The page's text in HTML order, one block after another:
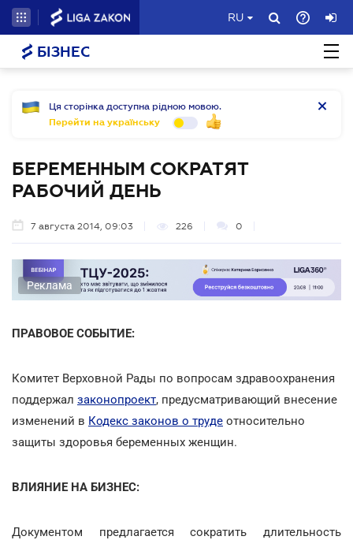
RU
БІЗНЕС
Ця сторінка доступна рідною мовою.
Перейти на українську
БЕРЕМЕННЫМ СОКРАТЯТ
РАБОЧИЙ ДЕНЬ
7 августа 2014, 09:03 226 0
Реклама
ПРАВОВОЕ СОБЫТИЕ:
Комитет Верховной Рады по вопросам здравоохранения
поддержал законопроект, предусматривающий внесение
изменений в Кодекс законов о труде относительно
защиты здоровья беременных женщин.
ВЛИЯНИЕ НА БИЗНЕС:
Документом предлагается сократить длительность